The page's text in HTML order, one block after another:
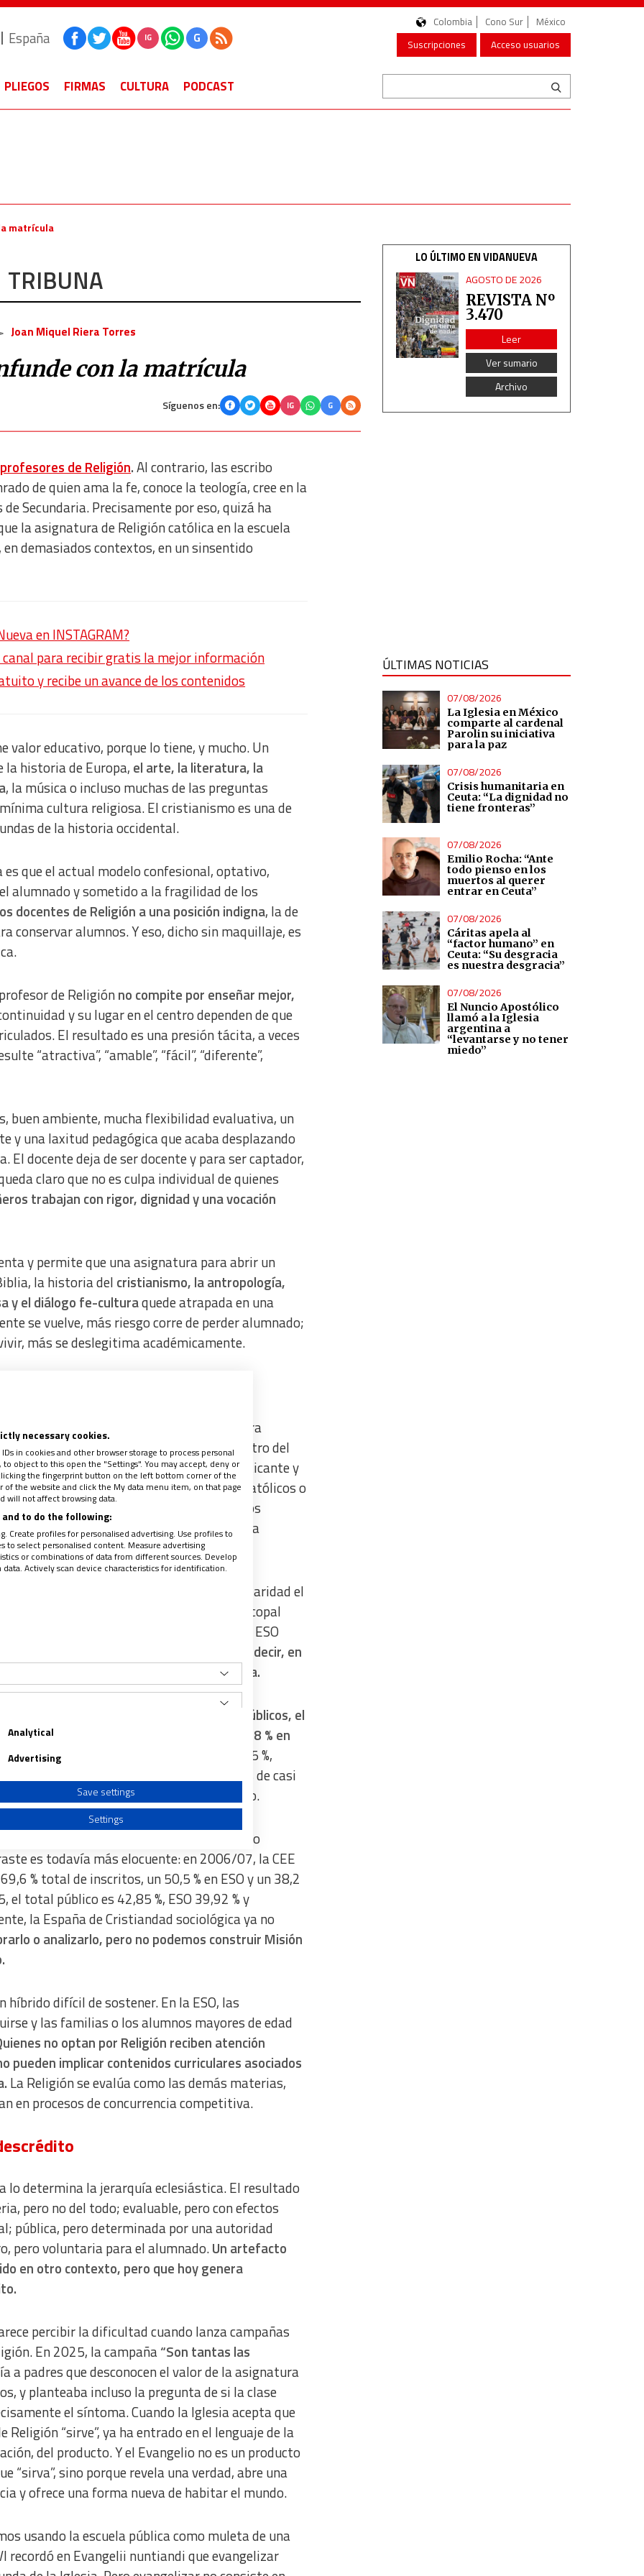
España IG G
Colombia Cono Sur
México
Suscripciones
Acceso usuarios
PLIEGOS FIRMAS CULTURA PODCAST
matrícula
TRIBUNA
Joan Miquel Riera Torres
con la matrícula
Síguenos en: IG G
profesores de Religión.Al contrario, las escribo
de quien ama la fe, conoce la teología, cree en la
Secundaria. Precisamente por eso, quizá ha
la asignatura de Religión católica en la escuela
demasiados contextos, en un sinsentido
en INSTAGRAM?
canal para recibir gratis la mejor información
y recibe un avance de los contenidos
valor educativo, porque lo tiene, y mucho. Un
la historia de Europa, el arte, la literatura, la
, la música o incluso muchas de las preguntas
cultura religiosa. El cristianismo es una de
de la historia occidental.
es que el actual modelo confesional, optativo,
alumnado y sometido a la fragilidad de los
docentes de Religión a una posición indigna, la de
conservar alumnos. Y eso, dicho sin maquillaje, es
de Religiónno compite por enseñar mejor,
y su lugar en el centro dependen de que
El resultado es una presión tácita, a veces
“atractiva”, “amable”, “fácil”, “diferente”,
buen ambiente, mucha flexibilidad evaluativa, un
y una laxitud pedagógica que acaba desplazando
El docente deja de ser docente y para ser captador,
claro que no es culpa individual de quienes
trabajan con rigor, dignidad y una vocación
y permite que una asignatura para abrir un
la historia del cristianismo, la antropología,
y el diálogo fe-culturaquede atrapada en una
se vuelve, más riesgo corre de perder alumnado;
más se deslegitima académicamente.
seguir hablando como si España fuera
algunas fugas laterales.Según el Barómetro del
la población se definía como católica practicante y
además, entre quienes se declaraban católicos o
decía no asistir nunca a misa u otros oficios
ceremonias sociales, en su mayoría
en Religión católica muestra con claridad el
según los datos de la Conferencia Episcopal
el 42,85 % del alumnado total. En la ESO
En Bachillerato público, al 31,92 %. Es decir, en
católica ya no es la opción mayoritaria.
En 2020/21, en centros públicos, el
en Religión era del 48,84 %, con un 46,88 % en
2024/25, esas cifras han pasado al 42,85 %,
En cuatro cursos, la caída en la pública es de casi
en ESO y más de cinco en Bachillerato.
con la cautela de que las series antiguas no
es todavía más elocuente: en 2006/07, la CEE
% total de inscritos, un 50,5 % en ESO y un 38,2
el total público es 42,85 %, ESO 39,92 % y
la España de Cristiandad sociológica ya no
o analizarlo, pero no podemos construir Misión
híbrido difícil de sostener. En la ESO, las
y las familias o los alumnos mayores de edad
no optan por Religión reciben atención
pueden implicar contenidos curriculares asociados
La Religión se evalúa como las demás materias,
en procesos de concurrencia competitiva.
lo determina la jerarquía eclesiástica. El resultado
pero no del todo; evaluable, pero con efectos
pública, pero determinada por una autoridad
pero voluntaria para el alumnado.Un artefacto
en otro contexto, pero que hoy genera
percibir la dificultad cuando lanza campañas
En 2025, la campaña“Son tantas las
a padres que desconocen el valor de la asignatura
y planteaba incluso la pregunta de si la clase
el síntoma. Cuando la Iglesia acepta que
Religión “sirve”, ya ha entrado en el lenguaje de la
del producto. Y el Evangelio no es un producto
“sirva”, sino porque revela una verdad, abre una
y ofrece una forma nueva de habitar el mundo.
usando la escuela pública como muleta de una
recordó en Evangelii nuntiandi que evangelizar
LO ÚLTIMO EN VIDANUEVA
AGOSTO DE 2026
REVISTA Nº
3.470
Leer
Ver sumario
Archivo
ÚLTIMAS NOTICIAS
07/08/2026
La Iglesia en México
comparte al cardenal
Parolin su iniciativa
para la paz
07/08/2026
Crisis humanitaria en
Ceuta: “La dignidad no
tiene fronteras”
07/08/2026
Emilio Rocha: “Ante
todo pienso en los
muertos al querer
entrar en Ceuta”
07/08/2026
Cáritas apela al
“factor humano” en
Ceuta: “Su desgracia
es nuestra desgracia”
07/08/2026
El Nuncio Apostólico
llamó a la Iglesia
argentina a
“levantarse y no tener
miedo”
necessary cookies.
in cookies and other browser storage to process personal
object to this open the "Settings". You may accept, deny or
the fingerprint button on the left bottom corner of the
the website and click the My data menu item, on that page
will not affect browsing data.
to do the following:
Create profiles for personalised advertising. Use profiles to
to select personalised content. Measure advertising
or combinations of data from different sources. Develop
Actively scan device characteristics for identification.
from different sources
Analytical
Advertising
Save settings
Settings